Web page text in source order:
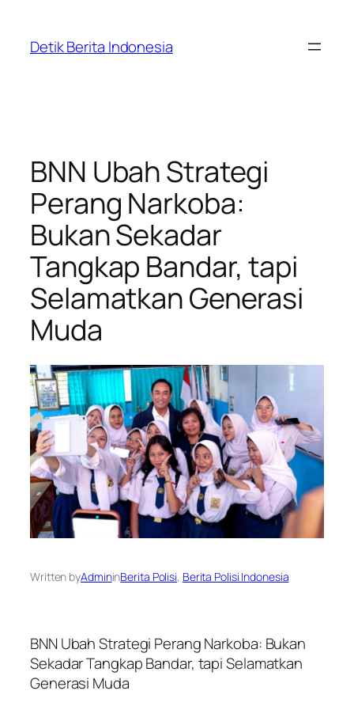
content
Detik Berita Indonesia
BNN Ubah Strategi
Perang Narkoba:
Bukan Sekadar
Tangkap Bandar, tapi
Selamatkan Generasi
Muda
Written byAdmininBerita Polisi, Berita Polisi Indonesia
BNN Ubah Strategi Perang Narkoba: Bukan
Sekadar Tangkap Bandar, tapi Selamatkan
Generasi Muda